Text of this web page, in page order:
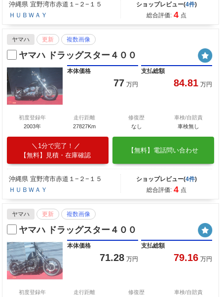
沖縄県 宜野湾市赤道１−２−１５
ＨＵＢＷＡＹ
ショップレビュー(4件)
総合評価: 4 点
ヤマハ 更新 複数画像
ヤマハ ドラッグスター４００
本体価格
77 万円
支払総額
84.81 万円
初度登録年
2003年
走行距離
27827Km
修復歴
なし
車検/自賠責
車検無し
1分で完了！
【無料】見積・在庫確認
【無料】電話問い合わせ
沖縄県 宜野湾市赤道１−２−１５
ＨＵＢＷＡＹ
ショップレビュー(4件)
総合評価: 4 点
ヤマハ 更新 複数画像
ヤマハ ドラッグスター４００
本体価格
71.28 万円
支払総額
79.16 万円
初度登録年
走行距離
修復歴
車検/自賠責